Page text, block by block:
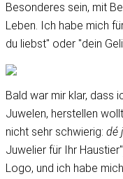
Besonderes sein, mit
Leben. Ich habe mich
du liebst" oder "dein
Bald war mir klar, dass
Juwelen, herstellen
nicht sehr schwierig: dé
Juwelier für Ihr
Logo, und ich habe